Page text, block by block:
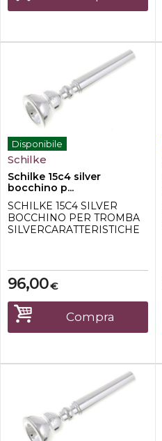
mm-Back bore: medio
stretto (semi stretto)-
Disponibile
Schilke
Schilke 15c4 silver
bocchino p...
SCHILKE 15C4 SILVER
BOCCHINO PER TROMBA
SILVERCARATTERISTICHE
Offre maggiore grip nel rim -
Diametro della tazza
17.14mm -Tazza media
€
96,00
Compra